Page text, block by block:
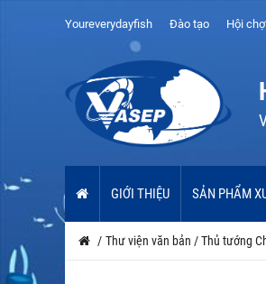
Youreverydayfish Đào tạo Hội
GIỚI THIỆU SẢN PHẨM
/ Thư viện văn bản /Thủ tướng